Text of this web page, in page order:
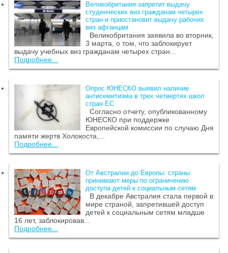
Великобритания запретит выдачу
студенческих виз гражданам четырех
стран и приостановит выдачу рабочих
виз афганцам
Великобритания заявила во вторник,
3 марта, о том, что заблокирует
выдачу учебных виз гражданам четырех стран...
Подробнее...
Опрос ЮНЕСКО выявил наличие
антисемитизма в трех четвертях школ
стран ЕС
Согласно отчету, опубликованному
ЮНЕСКО при поддержке
Европейской комиссии по случаю Дня
памяти жертв Холокоста,...
Подробнее...
От Австралии до Европы: страны
принимают меры по ограничению
доступа детей к социальным сетям
В декабре Австралия стала первой в
мире страной, запретившей доступ
детей к социальным сетям младше
16 лет, заблокировав...
Подробнее...